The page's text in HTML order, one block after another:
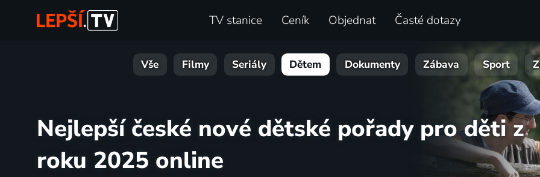
TV stanice Ceník Objednat Časté dotazy
Vše Filmy Seriály Dětem Dokumenty Zábava Sport
Nejlepší české nové dětské pořady pro děti z
roku 2025 online